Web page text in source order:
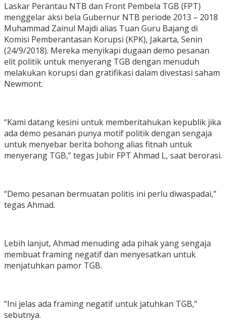
Laskar Perantau NTB dan Front Pembela TGB (FPT)
menggelar aksi bela Gubernur NTB periode 2013 – 2018
Muhammad Zainul Majdi alias Tuan Guru Bajang di
Komisi Pemberantasan Korupsi (KPK), Jakarta, Senin
(24/9/2018). Mereka menyikapi dugaan demo pesanan
elit politik untuk menyerang TGB dengan menuduh
melakukan korupsi dan gratifikasi dalam divestasi saham
Newmont.
“Kami datang kesini untuk memberitahukan kepublik jika
ada demo pesanan punya motif politik dengan sengaja
untuk menyebar berita bohong alias fitnah untuk
menyerang TGB,” tegas Jubir FPT Ahmad L, saat berorasi.
“Demo pesanan bermuatan politis ini perlu diwaspadai,”
tegas Ahmad.
Lebih lanjut, Ahmad menuding ada pihak yang sengaja
membuat framing negatif dan menyesatkan untuk
menjatuhkan pamor TGB.
“Ini jelas ada framing negatif untuk jatuhkan TGB,”
sebutnya.